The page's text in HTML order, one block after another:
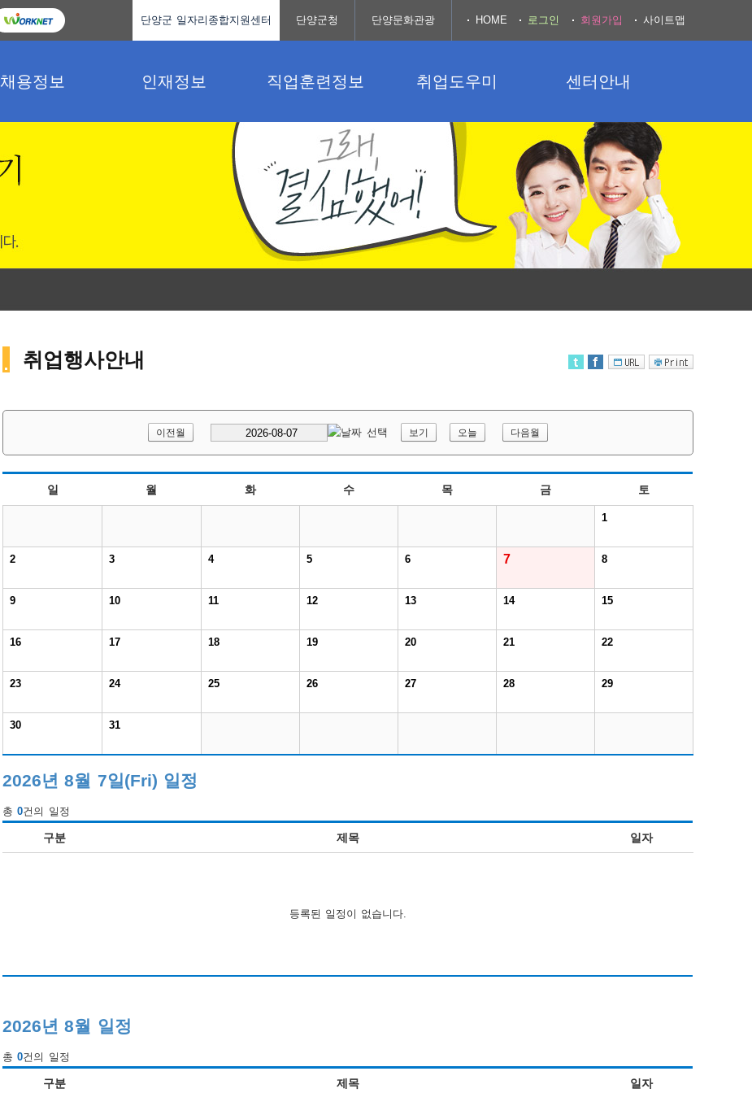
채용정보 인재정보 직업훈련정보 취업도우미 센터안내
단양군 일자리종합지원센터 단양군청 단양문화관광 HOME 로그인 회원가입 사이트맵
취업행사안내
이전월 보기 오늘 다음월
일 월 화 수 목 금 토
1
2 3 4 5 6 7 8
9 10 11 12 13 14 15
16 17 18 19 20 21 22
23 24 25 26 27 28 29
30 31
2026년 8월 7일(Fri) 일정
총0건의 일정
구분 제목 일자
등록된 일정이 없습니다.
2026년 8월 일정
총0건의 일정
구분 제목 일자